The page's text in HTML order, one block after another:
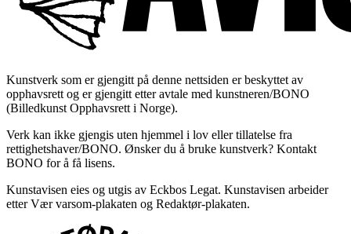
Kunstverk som er gjengitt på denne nettsiden er beskyttet av
opphavsrett og er gjengitt etter avtale med kunstneren/BONO
(Billedkunst Opphavsrett i Norge).
Verk kan ikke gjengis uten hjemmel i lov eller tillatelse fra
rettighetshaver/BONO. Ønsker du å bruke kunstverk? Kontakt
BONO for å få lisens.
Kunstavisen eies og utgis av Eckbos Legat. Kunstavisen arbeider
etter Vær varsom-plakaten og Redaktør-plakaten.